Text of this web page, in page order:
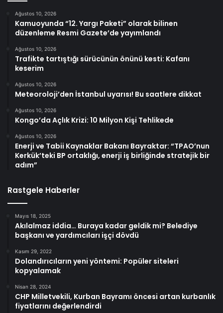
Ağustos 10, 2026
Kamuoyunda “12. Yargı Paketi” olarak bilinen
düzenleme Resmi Gazete’de yayımlandı
Ağustos 10, 2026
Trafikte tartıştığı sürücünün önünü kesti: Kafanı
keserim
Ağustos 10, 2026
Meteoroloji’den İstanbul uyarısı! Bu saatlere dikkat
Ağustos 10, 2026
Kongo’da Açlık Krizi: 10 Milyon Kişi Tehlikede
Ağustos 10, 2026
Enerji ve Tabii Kaynaklar Bakanı Bayraktar: “TPAO’nun
Kerkük’teki BP ortaklığı, enerji iş birliğinde stratejik bir
adım”
Rastgele Haberler
Mayıs 18, 2025
Akılalmaz iddia… Buraya kadar geldik mi? Belediye
başkanı ve yardımcıları işçi dövdü
Kasım 29, 2022
Dolandırıcıların yeni yöntemi: Popüler siteleri
kopyalamak
Nisan 28, 2024
CHP Milletvekili, Kurban Bayramı öncesi artan kurbanlık
fiyatlarını değerlendirdi